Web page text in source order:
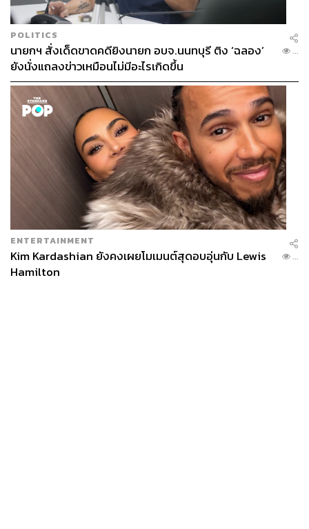
POLITICS
นายกฯ สั่งเด็ดขาดคดียิงนายก อบจ.นนทบุรี ติง ‘ฉลอง’
ยังนั่งแถลงข่าวเหมือนไม่มีอะไรเกิดขึ้น
...
ENTERTAINMENT
Kim Kardashian ยังคงเผยโมเมนต์สุดอบอุ่นกับ Lewis
Hamilton
...